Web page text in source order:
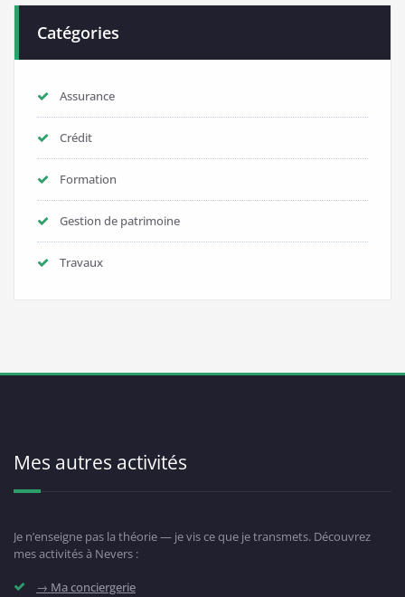
Catégories
Assurance
Crédit
Formation
Gestion de patrimoine
Travaux
Mes autres activités
Je n’enseigne pas la théorie — je vis ce que je transmets. Découvrez
mes activités à Nevers :
→ Ma conciergerie